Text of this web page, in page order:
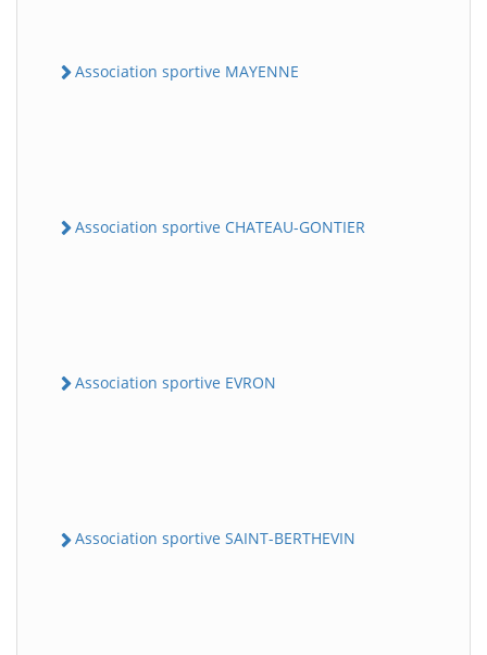
Association sportive MAYENNE
Association sportive CHATEAU-GONTIER
Association sportive EVRON
Association sportive SAINT-BERTHEVIN